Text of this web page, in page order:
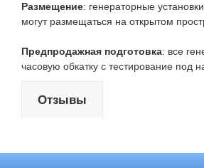
Размещение: генераторные
могут размещаться на открытом
Предпродажная подготовка: все
часовую обкатку с тестирование под
Отзывы